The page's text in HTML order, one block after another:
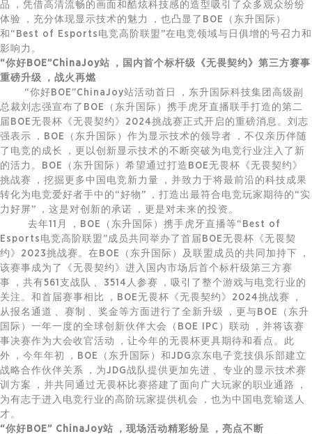
品，凭借高清流畅的画面和酷炫科技感的造型吸引了众多观众纷纷
体验，充分体现显示技术的魅力，也凸显了BOE（东升国际）
和“Best of Esports电竞高阶联盟”在电竞领域与日俱增的号召力和
影响力。
“你好BOE”ChinaJoy站，国内首个标杆级《无畏契约》第三方赛事
重磅升级，战火再燃
“你好BOE”ChinaJoy站活动首日，东升国际科技集团高级副
总裁刘志强宣布了BOE（东升国际）携手虎牙直播联手打造的第二
届BOE无畏杯《无畏契约》2024挑战赛正式开启的重磅消息。刘志
强表示，BOE（东升国际）作为显示技术的领导者，不仅亲历伴随
了电竞的成长，更以创新显示技术的不断突破为电竞行业注入了新
的活力。BOE（东升国际）希望通过打造BOE无畏杯《无畏契约》
挑战赛，挖掘更多中国电竞新力量，并致力于将最前沿的科技成果
转化为电竞爱好者手中的“好物”，打造出最符合电竞玩家期待的“实
力好屏”，这是对创新的承诺，更是对未来的投资。
去年11月，BOE（东升国际）携手虎牙直播等“Best of
Esports电竞高阶联盟”成员共同举办了首届BOE无畏杯《无畏契
约》2023挑战赛。在BOE（东升国际）及联盟成员的共同加持下，
该赛事成为了《无畏契约》进入国内市场后首个标杆级第三方赛
事，共有561支战队、3514人参赛，吸引了整个游戏与电竞行业的
关注。和首届赛事相比，BOE无畏杯《无畏契约》2024挑战赛，
从报名通道、赛制、奖金等方面进行了全新升级，更与BOE（东升
国际）一年一度的全球创新伙伴大会（BOE IPC）联动，并将该赛
事决赛作为大会收官活动，让今年的无畏杯更具期待和看点。此
外，今年年初，BOE（东升国际）和JDG京东电子竞技俱乐部建立
战略合作伙伴关系，为JDG战队提供更加先进、专业的显示技术赛
训方案，并共同通过无畏杯比赛搭建了面向广大玩家的职业通路，
为有志于进入电竞行业的高阶玩家提供机会，也为中国电竞输送人
才。
“你好BOE” ChinaJoy站，现场活动精彩纷呈，亮点不断